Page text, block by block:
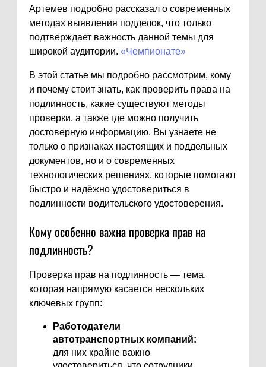
Артемев подробно рассказал о современных
методах выявления подделок, что только
подтверждает важность данной темы для
широкой аудитории. «Чемпионате»
В этой статье мы подробно рассмотрим, кому
и почему стоит знать, как проверить права на
подлинность, какие существуют методы
проверки, а также где можно получить
достоверную информацию. Вы узнаете не
только о признаках настоящих и поддельных
документов, но и о современных
технологических решениях, которые помогают
быстро и надёжно удостовериться в
подлинности водительского удостоверения.
Кому особенно важна проверка прав на
подлинность?
Проверка прав на подлинность — тема,
которая напрямую касается нескольких
ключевых групп:
Работодатели
автотранспортных компаний:
для них крайне важно